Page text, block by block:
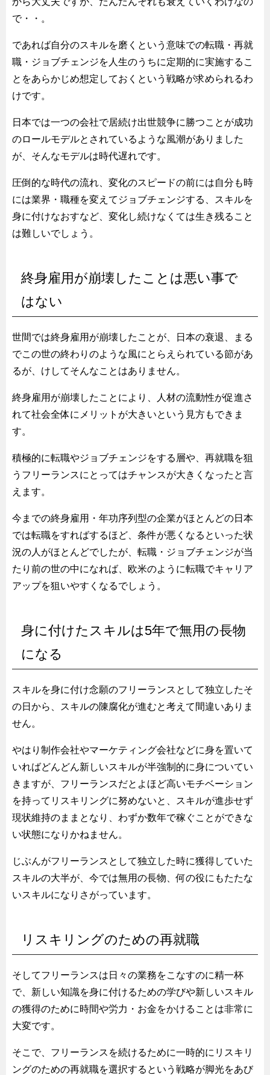
で・・。
であれば自分のスキルを磨くという意味での転職・再就
職・ジョブチェンジを人生のうちに定期的に実施するこ
とをあらかじめ想定しておくという戦略が求められるわ
けです。
日本では一つの会社で居続け出世競争に勝つことが成功
のロールモデルとされているような風潮がありました
が、そんなモデルは時代遅れです。
圧倒的な時代の流れ、変化のスピードの前には自分も時
には業界・職種を変えてジョブチェンジする、スキルを
身に付けなおすなど、変化し続けなくては生き残ること
は難しいでしょう。
終身雇用が崩壊したことは悪い事で
はない
世間では終身雇用が崩壊したことが、日本の衰退、まる
でこの世の終わりのような風にとらえられている節があ
るが、けしてそんなことはありません。
終身雇用が崩壊したことにより、人材の流動性が促進さ
れて社会全体にメリットが大きいという見方もできま
す。
積極的に転職やジョブチェンジをする層や、再就職を狙
うフリーランスにとってはチャンスが大きくなったと言
えます。
今までの終身雇用・年功序列型の企業がほとんどの日本
では転職をすればするほど、条件が悪くなるといった状
況の人がほとんどでしたが、転職・ジョブチェンジが当
たり前の世の中になれば、欧米のように転職でキャリア
アップを狙いやすくなるでしょう。
身に付けたスキルは5年で無用の長物
になる
スキルを身に付け念願のフリーランスとして独立したそ
の日から、スキルの陳腐化が進むと考えて間違いありま
せん。
やはり制作会社やマーケティング会社などに身を置いて
いればどんどん新しいスキルが半強制的に身についてい
きますが、フリーランスだとよほど高いモチベーション
を持ってリスキリングに努めないと、スキルが進歩せず
現状維持のままとなり、わずか数年で稼ぐことができな
い状態になりかねません。
じぶんがフリーランスとして独立した時に獲得していた
スキルの大半が、今では無用の長物、何の役にもたたな
いスキルになりさがっています。
リスキリングのための再就職
そしてフリーランスは日々の業務をこなすのに精一杯
で、新しい知識を身に付けるための学びや新しいスキル
の獲得のために時間や労力・お金をかけることは非常に
大変です。
そこで、フリーランスを続けるために一時的にリスキリ
ングのための再就職を選択するという戦略が脚光をあび